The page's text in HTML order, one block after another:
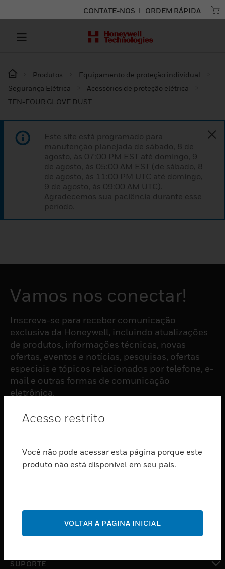
CONTATE-NOS ORDEM RÁPIDA
Produtos
Equipamento de proteção individual
Segurança Elétrica
Acessórios de proteção elétrica
TEN-FOUR GLOVE DUST
Este site está programado para
manutenção planejada de sábado, 8 de
agosto, às 07:00 PM EST até domingo, 9
de agosto, às 05:00 AM EST (de sábado, 8
de agosto, às 11:00 PM UTC até domingo,
9 de agosto, às 09:00 AM UTC).
Agradecemos sua paciência durante esse
período.
Vamos nos conectar!
Inscreva-se para receber comunicação
exclusiva da Honeywell, incluindo atualizações
de produtos, informações técnicas, novas
ofertas, eventos e notícias, pesquisas, ofertas
especiais e tópicos relacionados por telefone, e-
mail e outras formas de comunicação
eletrônica.
ASSINAR
PRODUTOS
SERVIÇOS
INDUSTRIAS
SUPORTE
Acesso restrito
Você não pode acessar esta página porque este
produto não está disponível em seu país.
VOLTAR À PÁGINA INICIAL